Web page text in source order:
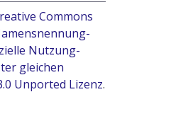
Commons
Nutzung-
gleichen
Unported Lizenz.